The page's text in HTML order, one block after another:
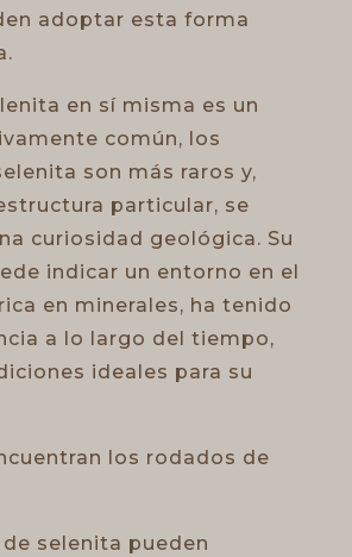
adoptar esta forma
en sí misma es un
común, los
son más raros y,
particular, se
curiosidad geológica. Su
indicar un entorno en el
en minerales, ha tenido
a lo largo del tiempo,
ideales para su
los rodados de
selenita pueden